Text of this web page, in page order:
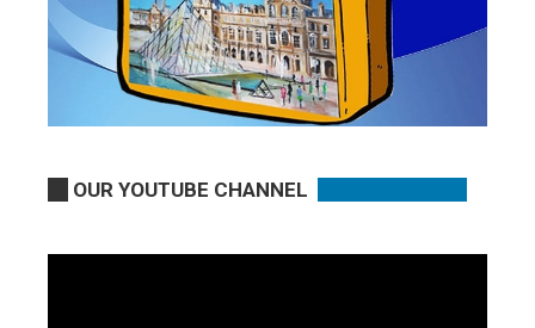
OUR YOUTUBE CHANNEL